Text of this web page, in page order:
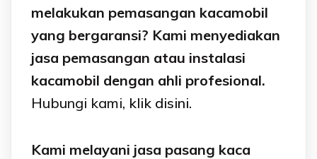
melakukan pemasangan kacamobil
yang bergaransi? Kami menyediakan
jasa pemasangan atau instalasi
kacamobil dengan ahli profesional.
Hubungi kami, klik disini.
Kami melayani jasa pasang kaca